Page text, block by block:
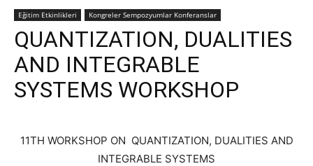
Eğitim Etkinlikleri Kongreler Sempozyumlar Konferanslar
QUANTIZATION, DUALITIES
AND INTEGRABLE
SYSTEMS WORKSHOP
11TH WORKSHOP ON QUANTIZATION, DUALITIES AND
INTEGRABLE SYSTEMS